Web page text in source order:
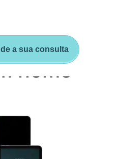
a sua consulta
nome